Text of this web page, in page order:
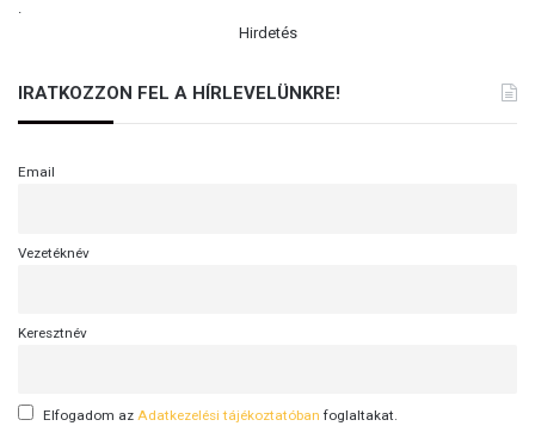
.
Hirdetés
IRATKOZZON FEL A HÍRLEVELÜNKRE!
Email
Vezetéknév
Keresztnév
Elfogadom az Adatkezelési tájékoztatóban foglaltakat.